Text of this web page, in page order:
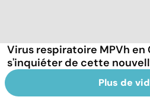
Virus respiratoire MPVh en
s'inquiéter de cette
Plus de